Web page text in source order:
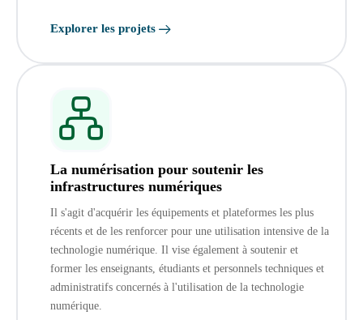
Explorer les projets
La numérisation pour soutenir les
infrastructures numériques
Il s'agit d'acquérir les équipements et plateformes les plus
récents et de les renforcer pour une utilisation intensive de la
technologie numérique. Il vise également à soutenir et
former les enseignants, étudiants et personnels techniques et
administratifs concernés à l'utilisation de la technologie
numérique.